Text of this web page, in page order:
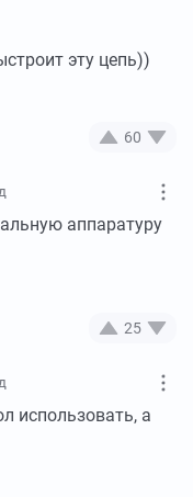
эту цепь))
60
аппаратуру
25
использовать, а